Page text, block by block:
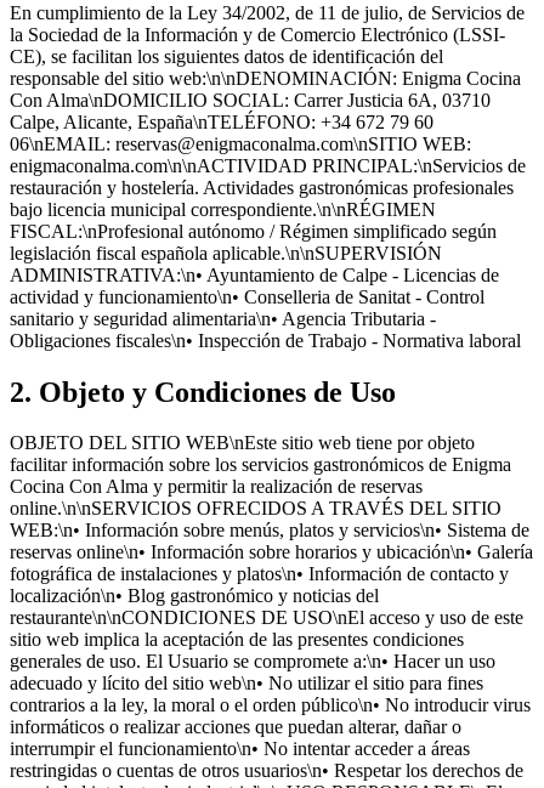
En cumplimiento de la Ley 34/2002, de 11 de julio, de Servicios de
la Sociedad de la Información y de Comercio Electrónico (LSSI-
CE), se facilitan los siguientes datos de identificación del
responsable del sitio web:\n\nDENOMINACIÓN: Enigma Cocina
Con Alma\nDOMICILIO SOCIAL: Carrer Justicia 6A, 03710
Calpe, Alicante, España\nTELÉFONO: +34 672 79 60
06\nEMAIL: reservas@enigmaconalma.com\nSITIO WEB:
enigmaconalma.com\n\nACTIVIDAD PRINCIPAL:\nServicios de
restauración y hostelería. Actividades gastronómicas profesionales
bajo licencia municipal correspondiente.\n\nRÉGIMEN
FISCAL:\nProfesional autónomo / Régimen simplificado según
legislación fiscal española aplicable.\n\nSUPERVISIÓN
ADMINISTRATIVA:\n• Ayuntamiento de Calpe - Licencias de
actividad y funcionamiento\n• Conselleria de Sanitat - Control
sanitario y seguridad alimentaria\n• Agencia Tributaria -
Obligaciones fiscales\n• Inspección de Trabajo - Normativa laboral
2. Objeto y Condiciones de Uso
OBJETO DEL SITIO WEB\nEste sitio web tiene por objeto
facilitar información sobre los servicios gastronómicos de Enigma
Cocina Con Alma y permitir la realización de reservas
online.\n\nSERVICIOS OFRECIDOS A TRAVÉS DEL SITIO
WEB:\n• Información sobre menús, platos y servicios\n• Sistema de
reservas online\n• Información sobre horarios y ubicación\n• Galería
fotográfica de instalaciones y platos\n• Información de contacto y
localización\n• Blog gastronómico y noticias del
restaurante\n\nCONDICIONES DE USO\nEl acceso y uso de este
sitio web implica la aceptación de las presentes condiciones
generales de uso. El Usuario se compromete a:\n• Hacer un uso
adecuado y lícito del sitio web\n• No utilizar el sitio para fines
contrarios a la ley, la moral o el orden público\n• No introducir virus
informáticos o realizar acciones que puedan alterar, dañar o
interrumpir el funcionamiento\n• No intentar acceder a áreas
restringidas o cuentas de otros usuarios\n• Respetar los derechos de